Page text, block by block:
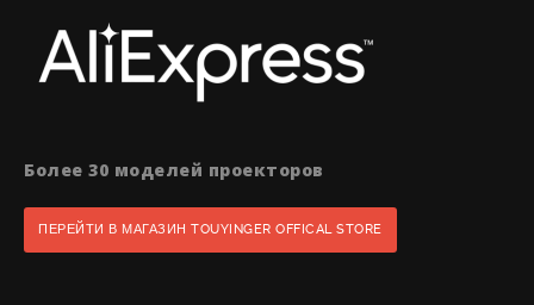
Более 30 моделей проекторов
ПЕРЕЙТИ В МАГАЗИН TOUYINGER OFFICAL STORE